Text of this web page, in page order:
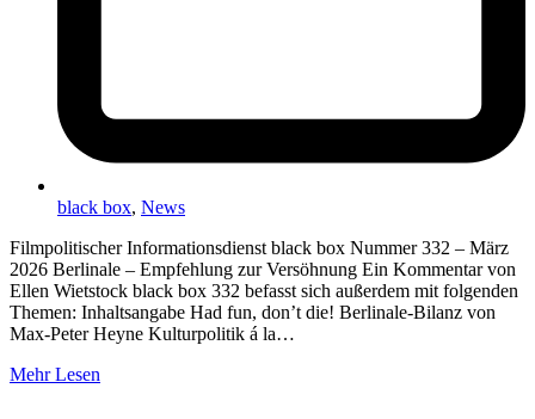
black box, News
Filmpolitischer Informationsdienst black box Nummer 332 – März
2026 Berlinale – Empfehlung zur Versöhnung Ein Kommentar von
Ellen Wietstock black box 332 befasst sich außerdem mit folgenden
Themen: Inhaltsangabe Had fun, don’t die! Berlinale-Bilanz von
Max-Peter Heyne Kulturpolitik á la…
Mehr Lesen